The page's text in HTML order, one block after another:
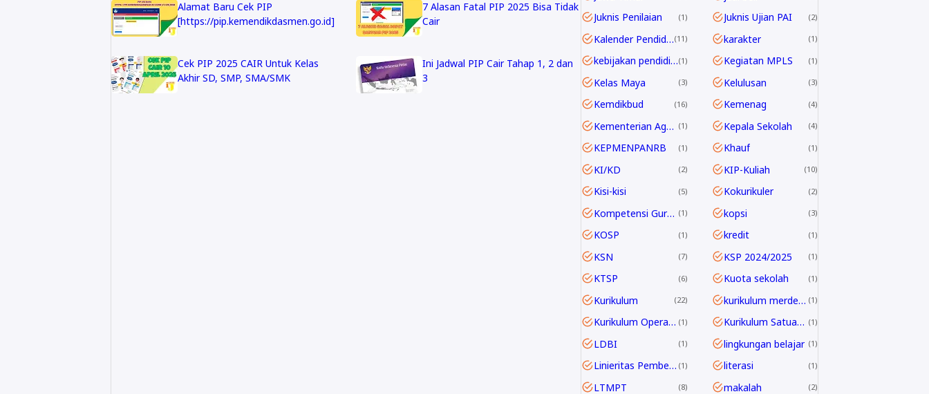
Alamat Baru Cek PIP
[https://pip.kemendikdasmen.go.id]
7 Alasan Fatal PIP 2025 Bisa Tidak
Cair
Cek PIP 2025 CAIR Untuk Kelas
Akhir SD, SMP, SMA/SMK
Ini Jadwal PIP Cair Tahap 1, 2 dan
3
Juknis Penilaian 1 Juknis Ujian PAI 2
Kalender Pendidikan 11 karakter 1
kebijakan pendidikan 2025 1 Kegiatan MPLS 1
Kelas Maya 3 Kelulusan 3
Kemdikbud 16 Kemenag 4
Kementerian Agama 1 Kepala Sekolah 4
KEPMENPANRB 1 Khauf 1
KI/KD 2 KIP-Kuliah 10
Kisi-kisi 5 Kokurikuler 2
Kompetensi Guru 2045 1 kopsi 3
KOSP 1 kredit 1
KSN 7 KSP 2024/2025 1
KTSP 6 Kuota sekolah 1
Kurikulum 22 kurikulum merdeka 1
Kurikulum Operasional Satuan Pendidikan 1 Kurikulum Satuan Pendidikan 1
LDBI 1 lingkungan belajar 1
Linieritas Pembelajaran 1 literasi 1
LTMPT 8 makalah 2